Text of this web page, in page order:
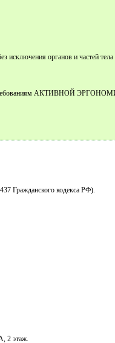
органов и частей тела
требованиям АКТИВНОЙ
Гражданского кодекса РФ).
2 этаж.